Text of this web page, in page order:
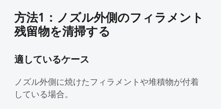
方法1：ノズル外側のフィラメント
残留物を清掃する
適しているケース
ノズル外側に焼けたフィラメントや堆積物が付着
している場合。